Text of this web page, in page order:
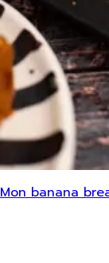
Mon banana